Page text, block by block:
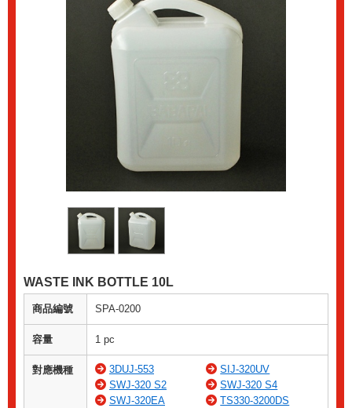
WASTE INK BOTTLE 10L
商品編號 SPA-0200
容量 1 pc
對應機種 3DUJ-553
SIJ-320UV
SWJ-320 S2
SWJ-320 S4
SWJ-320EA
TS330-3200DS